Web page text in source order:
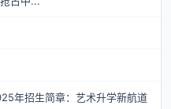
年招生简章：艺术升学新航道